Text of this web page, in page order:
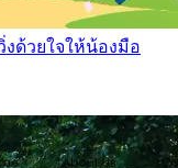
วิ่งด้วยใจให้น้องมือ